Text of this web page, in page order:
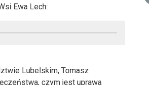
Ewa Lech:
Lubelskim, Tomasz
czym jest uprawa